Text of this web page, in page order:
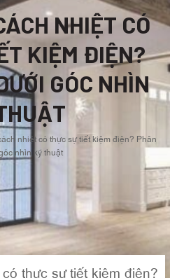
NHIỆT CÓ
KIỆM ĐIỆN?
GÓC NHÌN
nhiệt có thực sự tiết kiệm điện? Phân
nhìn kỹ thuật
thực sự tiết kiệm điện?